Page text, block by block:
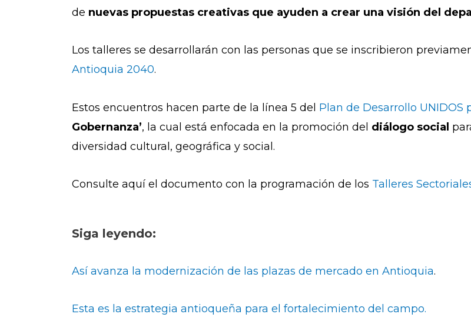
de nuevas propuestas creativas que ayuden a crear una visión del
Los talleres se desarrollarán con las personas que se inscribieron
Antioquia 2040.
Estos encuentros hacen parte de la línea 5 del Plan de Desarrollo UNIDOS
Gobernanza’, la cual está enfocada en la promoción del diálogo social
diversidad cultural, geográfica y social.
Consulte aquí el documento con la programación de los Talleres Secto
Siga leyendo:
Así avanza la modernización de las plazas de mercado en Antioquia.
Esta es la estrategia antioqueña para el fortalecimiento del campo.